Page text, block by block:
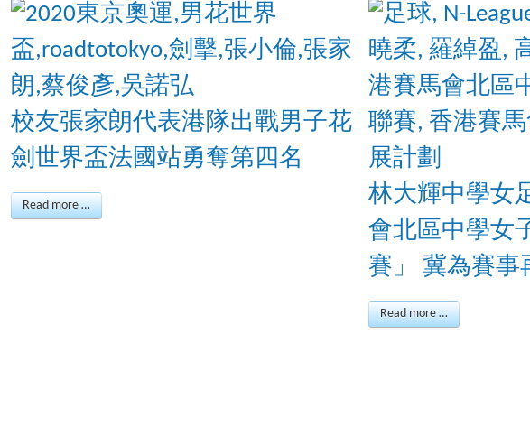
校友張家朗代表港隊出戰男子花
劍世界盃法國站勇奪第四名
Read more …
林大輝中學女
會北區中學女
賽」 冀為賽事
Read more …